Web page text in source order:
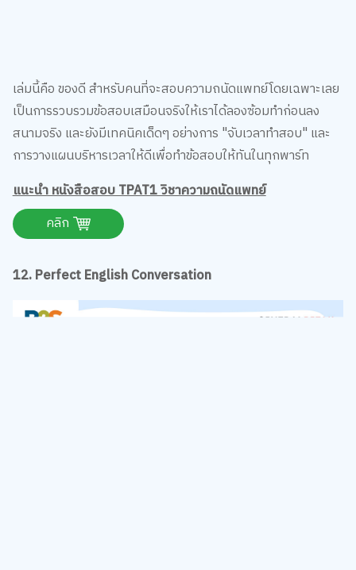
เล่มนี้คือ ของดี สำหรับคนที่จะสอบความถนัดแพทย์โดยเฉพาะเลย
เป็นการรวบรวมข้อสอบเสมือนจริงให้เราได้ลองซ้อมทำก่อนลง
สนามจริง และยังมีเทคนิคเด็ดๆ อย่างการ "จับเวลาทำสอบ" และ
การวางแผนบริหารเวลาให้ดีเพื่อทำข้อสอบให้ทันในทุกพาร์ท
แนะนำ หนังสือสอบ TPAT1 วิชาความถนัดแพทย์
คลิก
12. Perfect English Conversation